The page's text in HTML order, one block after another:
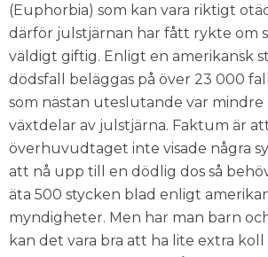
(Euphorbia) som kan vara riktigt
därför julstjärnan har fått rykte om
väldigt giftig. Enligt en amerikansk
dödsfall beläggas på över 23 000
som nästan uteslutande var mindre
växtdelar av julstjärna. Faktum är
överhuvudtaget inte visade några
att nå upp till en dödlig dos så
äta 500 stycken blad enligt
myndigheter. Men har man barn
kan det vara bra att ha lite extra